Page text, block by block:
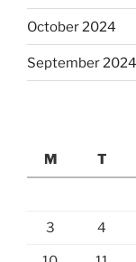
October 2024
September 2024
M
T
3 4